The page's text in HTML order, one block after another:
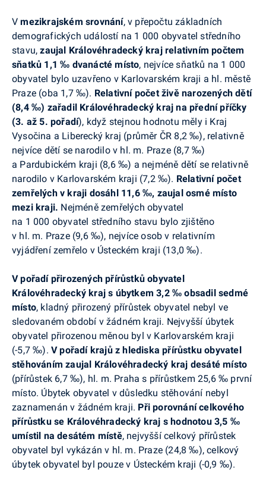
Vmezikrajském srovnání, v přepočtu základních
demografických událostí na 1 000 obyvatel středního
stavu,zaujal Královéhradecký kraj relativním počtem
sňatků 1,1 ‰ dvanácté místo, nejvíce sňatků na 1 000
obyvatel bylo uzavřeno v Karlovarském kraji a hl. městě
Praze (oba 1,7 ‰). Relativní počet živě narozených dětí
(8,4 ‰) zařadil Královéhradecký kraj na přední příčky
(3. až 5. pořadí), když stejnou hodnotu měly i Kraj
Vysočina a Liberecký kraj (průměr ČR 8,2 ‰), relativně
nejvíce dětí se narodilo v hl. m. Praze (8,7 ‰)
a Pardubickém kraji (8,6 ‰) a nejméně dětí se relativně
narodilo v Karlovarském kraji (7,2 ‰). Relativní počet
zemřelých v kraji dosáhl 11,6 ‰, zaujal osmé místo
mezi kraji. Nejméně zemřelých obyvatel
na 1 000 obyvatel středního stavu bylo zjištěno
v hl. m. Praze (9,6 ‰), nejvíce osob v relativním
vyjádření zemřelo v Ústeckém kraji (13,0 ‰).
V pořadí přirozených přírůstků obyvatel
Královéhradecký kraj s úbytkem 3,2 ‰ obsadil sedmé
místo, kladný přirozený přírůstek obyvatel nebyl ve
sledovaném období v žádném kraji. Nejvyšší úbytek
obyvatel přirozenou měnou byl v Karlovarském kraji
(-5,7 ‰). V pořadí krajů z hlediska přírůstku obyvatel
stěhováním zaujal Královéhradecký kraj desáté místo
(přírůstek 6,7 ‰), hl. m. Praha s přírůstkem 25,6 ‰ první
místo. Úbytek obyvatel v důsledku stěhování nebyl
zaznamenán v žádném kraji. Při porovnání celkového
přírůstku se Královéhradecký kraj s hodnotou 3,5 ‰
umístil na desátém místě, nejvyšší celkový přírůstek
obyvatel byl vykázán v hl. m. Praze (24,8 ‰), celkový
úbytek obyvatel byl pouze v Ústeckém kraji (-0,9 ‰).